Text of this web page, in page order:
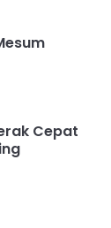
Cepat